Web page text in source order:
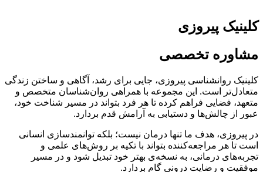
کلینیک پیروزی
مشاوره تخصصی
کلینیک روانشناسی پیروزی، جایی برای رشد، آگاهی و ساختن زندگی
متعادل‌تر است. این مجموعه با همراهی روان‌شناسان متخصص و
متعهد، فضایی فراهم کرده تا هر فرد بتواند در مسیر شناخت خود،
عبور از چالش‌ها و دستیابی به آرامش قدم بردارد.
در پیروزی، هدف ما تنها درمان نیست؛ بلکه توانمندسازی انسانی
است تا هر مراجعه‌کننده بتواند با تکیه بر روش‌های علمی و
تجربه‌های درمانی، به نسخه‌ی بهتر خود تبدیل شود و در مسیر
موفقیت و رضایت درونی گام بردارد.